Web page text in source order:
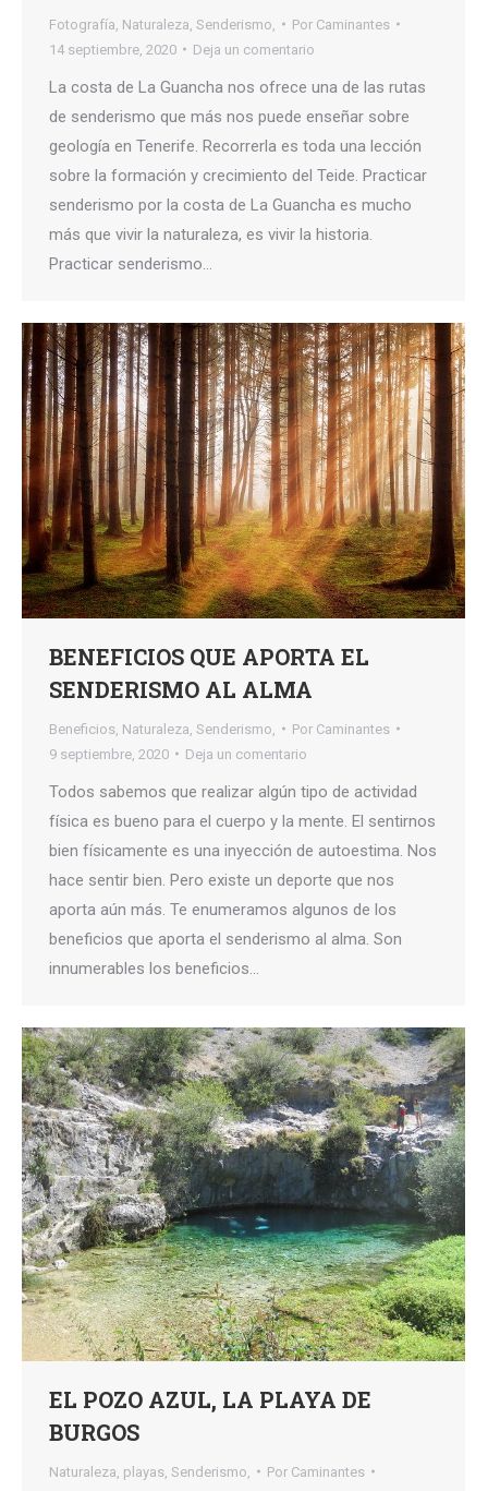
Fotografía Naturaleza Senderismo, Por Caminantes
14 septiembre, 2020
Deja un comentario
La costa de La Guancha nos ofrece una de las rutas
de senderismo que más nos puede enseñar sobre
geología en Tenerife. Recorrerla es toda una lección
sobre la formación y crecimiento del Teide. Practicar
senderismo por la costa de La Guancha es mucho
más que vivir la naturaleza, es vivir la historia.
Practicar senderismo…
BENEFICIOS QUE APORTA EL
SENDERISMO AL ALMA
Beneficios Naturaleza Senderismo, Por Caminantes
9 septiembre, 2020
Deja un comentario
Todos sabemos que realizar algún tipo de actividad
física es bueno para el cuerpo y la mente. El sentirnos
bien físicamente es una inyección de autoestima. Nos
hace sentir bien. Pero existe un deporte que nos
aporta aún más. Te enumeramos algunos de los
beneficios que aporta el senderismo al alma. Son
innumerables los beneficios…
EL POZO AZUL, LA PLAYA DE
BURGOS
Naturaleza playas Senderismo, Por Caminantes